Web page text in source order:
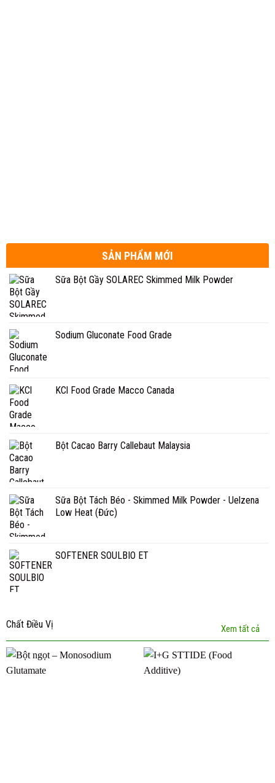
SẢN PHẨM MỚI
Sữa Bột Gầy SOLAREC Skimmed Milk Powder
Sodium Gluconate Food Grade
KCl Food Grade Macco Canada
Bột Cacao Barry Callebaut Malaysia
Sữa Bột Tách Béo - Skimmed Milk Powder - Uelzena
Low Heat (Đức)
SOFTENER SOULBIO ET
Chất Điều Vị Xem tất cả